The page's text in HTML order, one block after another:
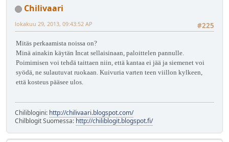
Chilivaari
#225
lokakuu 29, 2013, 09:43:52 AP
Mitäs perkaamista noissa on?
Minä ainakin käytän Incat sellaisinaan, paloittelen pannulle.
Poimimisen voi tehdä taittaen niin, että kantaa ei jää ja siemenet voi
syödä, ne sulautuvat ruokaan. Kuivuria varten teen viillon kylkeen,
että kosteus pääsee ulos.
Chiliblogini: http://chilivaari.blogspot.com/
Chilblogit Suomessa: http://chiliblogit.blogspot.fi/